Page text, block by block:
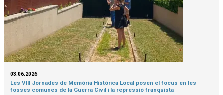
03.06.2026
Les VIII Jornades de Memòria Històrica Local posen el focus en les
fosses comunes de la Guerra Civil i la repressió franquista